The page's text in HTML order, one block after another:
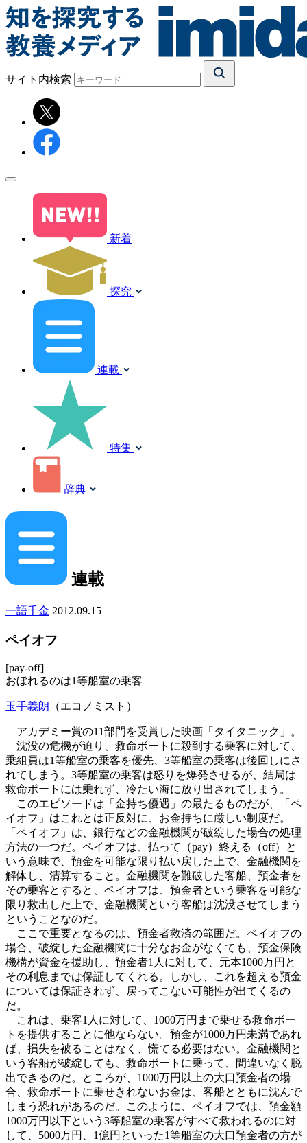
サイト内検索
新着
探究
連載
特集
辞典
連載
一語千金 2012.09.15
ペイオフ
[pay-off]
おぼれるのは1等船室の乗客
玉手義朗 （エコノミスト）
アカデミー賞の11部門を受賞した映画「タイタニック」。
沈没の危機が迫り、救命ボートに殺到する乗客に対して、
乗組員は1等船室の乗客を優先、3等船室の乗客は後回しにさ
れてしまう。3等船室の乗客は怒りを爆発させるが、結局は
救命ボートには乗れず、冷たい海に放り出されてしまう。
このエピソードは「金持ち優遇」の最たるものだが、「ペ
イオフ」はこれとは正反対に、お金持ちに厳しい制度だ。
「ペイオフ」は、銀行などの金融機関が破綻した場合の処理
方法の一つだ。ペイオフは、払って（pay）終える（off）と
いう意味で、預金を可能な限り払い戻した上で、金融機関を
解体し、清算すること。金融機関を難破した客船、預金者を
その乗客とすると、ペイオフは、預金者という乗客を可能な
限り救出した上で、金融機関という客船は沈没させてしまう
ということなのだ。
ここで重要となるのは、預金者救済の範囲だ。ペイオフの
場合、破綻した金融機関に十分なお金がなくても、預金保険
機構が資金を援助し、預金者1人に対して、元本1000万円と
その利息までは保証してくれる。しかし、これを超える預金
については保証されず、戻ってこない可能性が出てくるの
だ。
これは、乗客1人に対して、1000万円まで乗せる救命ボー
トを提供することに他ならない。預金が1000万円未満であれ
ば、損失を被ることはなく、慌てる必要はない。金融機関と
いう客船が破綻しても、救命ボートに乗って、間違いなく脱
出できるのだ。ところが、1000万円以上の大口預金者の場
合、救命ボートに乗せきれないお金は、客船とともに沈んで
しまう恐れがあるのだ。このように、ペイオフでは、預金額
1000万円以下という3等船室の乗客がすべて救われるのに対
して、5000万円、1億円といった1等船室の大口預金者の方が